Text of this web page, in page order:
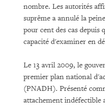
nombre. Les autorités
suprême a annulé la
pour cent des cas depuis
capacité d'examiner en
Le 13 avril 2009, le
premier plan national
(PNADH). Présenté
attachement indéfectible